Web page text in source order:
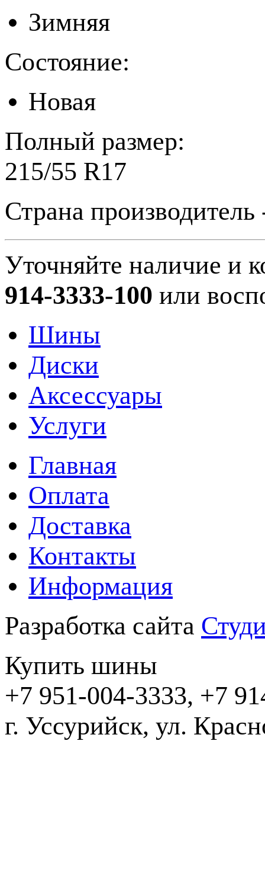
Зимняя
Состояние:
Новая
Полный размер:
215/55 R17
Страна
Уточняйте наличие и
914-3333-100 или
Шины
Диски
Аксессуары
Услуги
Главная
Оплата
Доставка
Контакты
Информация
Разработка сайта
Купить шины
+7 951-004-3333, +7
г. Уссурийск,